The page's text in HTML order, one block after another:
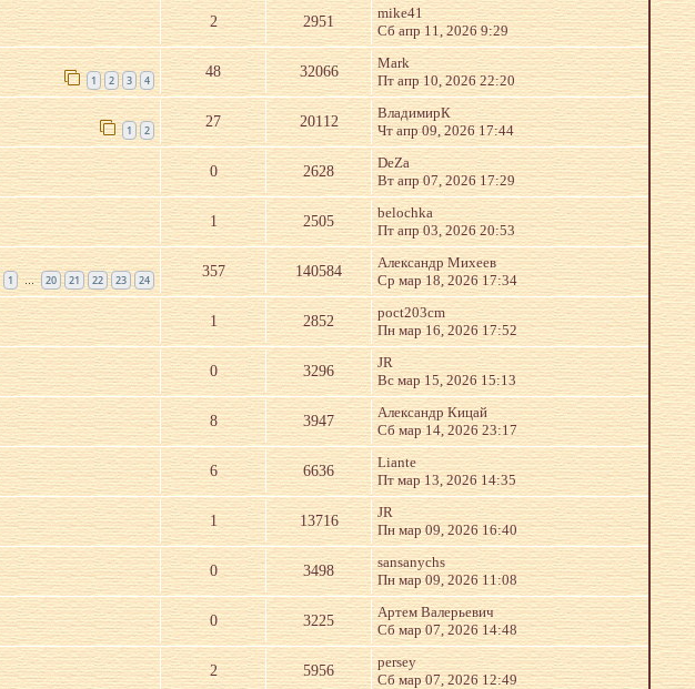
2 2951
mike41
Сб апр 11, 2026 9:29
1 2 3 4
48 32066
Mark
Пт апр 10, 2026 22:20
1 2
27 20112
ВладимирК
Чт апр 09, 2026 17:44
0 2628
DeZa
Вт апр 07, 2026 17:29
1 2505
belochka
Пт апр 03, 2026 20:53
1 … 20 21 22 23 24
357 140584
Александр Михеев
Ср мар 18, 2026 17:34
1 2852
poct203cm
Пн мар 16, 2026 17:52
0 3296
JR
Вс мар 15, 2026 15:13
8 3947
Александр Кицай
Сб мар 14, 2026 23:17
6 6636
Liante
Пт мар 13, 2026 14:35
1 13716
JR
Пн мар 09, 2026 16:40
0 3498
sansanychs
Пн мар 09, 2026 11:08
0 3225
Артем Валерьевич
Сб мар 07, 2026 14:48
2 5956
persey
Сб мар 07, 2026 12:49